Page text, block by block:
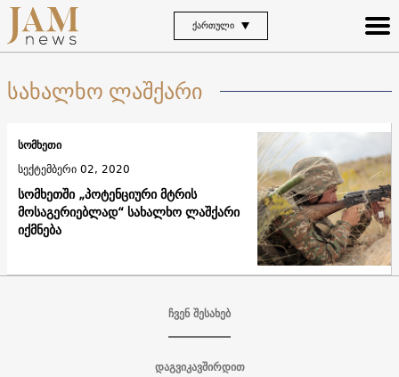
ᲥᲐᲠᲗᲣᲚᲘ
სახალხო ლაშქარი
სომხეთში „პოტენციური მტრის
მოსაგერიებლად“ სახალხო ლაშქარი
იქმნება
სომხეთი
სექტემბერი 02, 2020
ჩვენ შესახებ
დაგვიკავშირდით